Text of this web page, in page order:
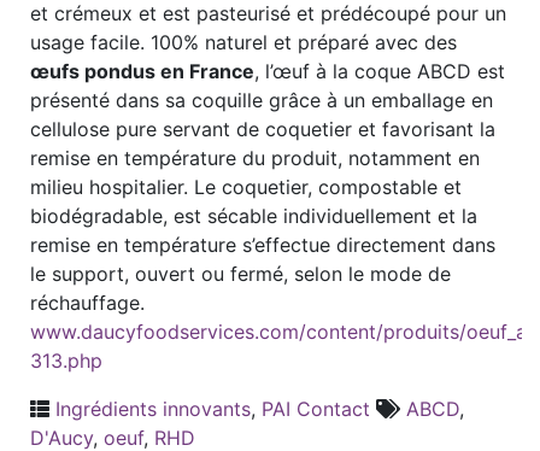
et crémeux et est pasteurisé et prédécoupé pour un
usage facile. 100% naturel et préparé avec des
œufs pondus en France, l’œuf à la coque ABCD est
présenté dans sa coquille grâce à un emballage en
cellulose pure servant de coquetier et favorisant la
remise en température du produit, notamment en
milieu hospitalier. Le coquetier, compostable et
biodégradable, est sécable individuellement et la
remise en température s’effectue directement dans
le support, ouvert ou fermé, selon le mode de
réchauffage.
www.daucyfoodservices.com/content/produits/
313.php
Ingrédients innovants, PAI Contact ABCD,
D'Aucy, oeuf, RHD